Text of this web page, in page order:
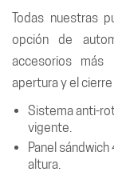
Todas nuestras
opción de
accesorios
apertura y el cierre
Sistema anti-
vigente.
Panel
altura.